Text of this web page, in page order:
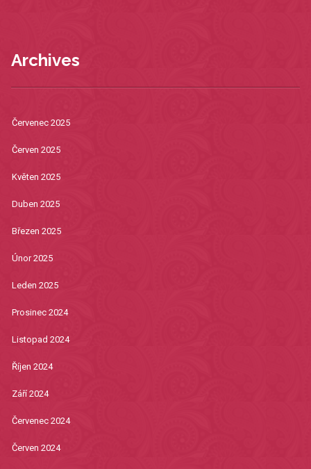
Archives
Červenec 2025
Červen 2025
Květen 2025
Duben 2025
Březen 2025
Únor 2025
Leden 2025
Prosinec 2024
Listopad 2024
Říjen 2024
Září 2024
Červenec 2024
Červen 2024